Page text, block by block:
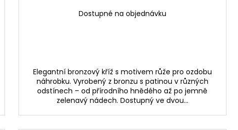
Dostupné na objednávku
Elegantní bronzový kříž s motivem růže pro ozdobu
náhrobku. Vyrobený z bronzu s patinou v různých
odstínech – od přírodního hnědého až po jemně
zelenavý nádech. Dostupný ve dvou...